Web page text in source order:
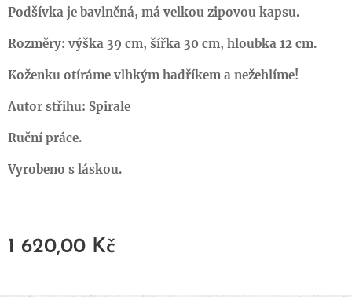
Podšívka je bavlněná, má velkou zipovou kapsu.
Rozměry: výška 39 cm, šířka 30 cm, hloubka 12 cm.
Koženku otíráme vlhkým hadříkem a nežehlíme!
Autor střihu: Spirale
Ruční práce.
Vyrobeno s láskou.
1 620,00 Kč